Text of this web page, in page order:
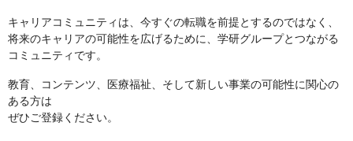
キャリアコミュニティは、今すぐの転職を前提とするのではなく、
将来のキャリアの可能性を広げるために、学研グループとつながる
コミュニティです。
教育、コンテンツ、医療福祉、そして新しい事業の可能性に関心の
ある方は
ぜひご登録ください。